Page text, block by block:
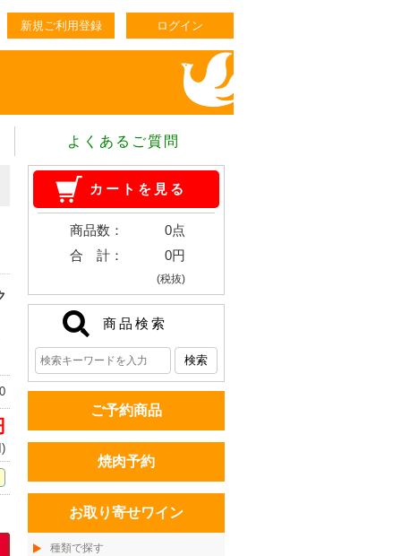
新規ご利用登録 ログイン
よくあるご質問
)
カートを見る
商品数：
0点
合 計：
0円
(税抜)
商品検索
ご予約商品
焼肉予約
お取り寄せワイン
種類で探す